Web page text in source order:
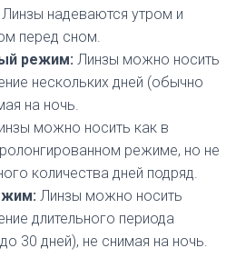
Линзы надеваются утром и
перед сном.
режим: Линзы можно носить
нескольких дней (обычно
на ночь.
можно носить как в
режиме, но не
количества дней подряд.
Линзы можно носить
длительного периода
30 дней), не снимая на ночь.